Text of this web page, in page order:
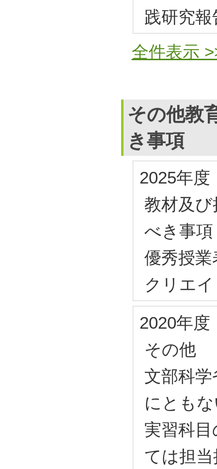
践研究
全件表示
その他教
き事項
2025年度
教材及
べき事項
優秀授
クリエ
2020年度
その他
文部科
にとも
実習科
ては担